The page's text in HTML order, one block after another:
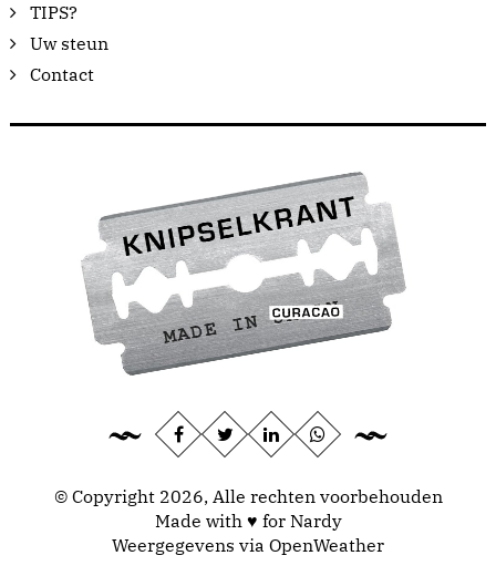
TIPS?
Uw steun
Contact
© Copyright 2026, Alle rechten voorbehouden
Made with ♥ for Nardy
Weergegevens via OpenWeather